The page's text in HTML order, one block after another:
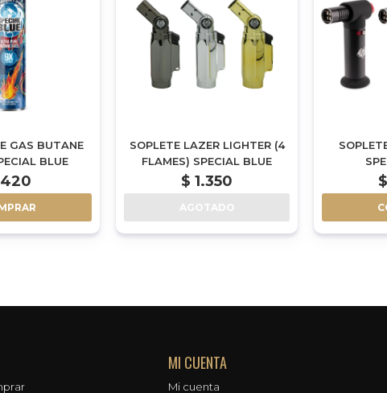
GAS BUTANE
BLUE
420
SOPLETE LAZER LIGHTER (4
FLAMES) SPECIAL BLUE
$ 1.350
AGOTADO
$
MI CUENTA
Mi cuenta